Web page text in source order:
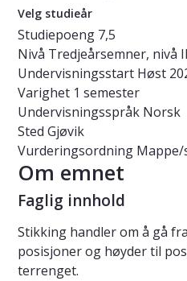
Velg studieår
Studiepoeng 7,5
Nivå Tredjeårsemner, nivå
Undervisningsstart Høst
Varighet 1 semester
Undervisningsspråk Norsk
Sted Gjøvik
Vurderingsordning
Om emnet
Faglig innhold
Stikking handler om å gå
posisjoner og høyder til
terrenget.